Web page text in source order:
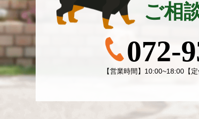
ご相
072-
【営業時間】10:00~18:00【